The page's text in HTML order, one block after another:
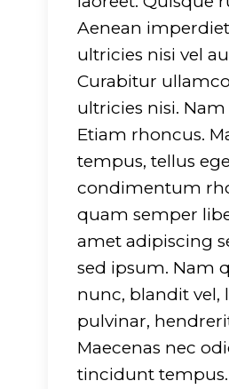
Aenean
ultricies nisi vel
Curabitur
ultricies nisi.
Etiam rhoncus.
tempus, tellus
condimentum
quam semper
amet adipiscing
sed ipsum. Nam
nunc, blandit vel,
pulvinar,
Maecenas nec
tincidunt